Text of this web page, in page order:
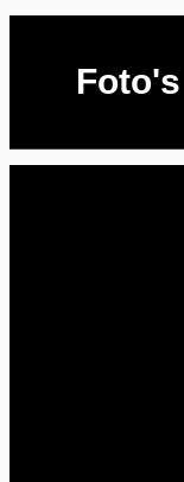
Foto's